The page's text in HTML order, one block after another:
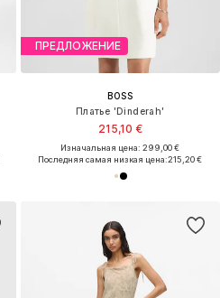
ПРЕДЛОЖЕНИЕ
BOSS
Платье 'Dinderah'
215,10 €
Изначальная цена: 299,00 €
Последняя самая низкая цена:215,20 €